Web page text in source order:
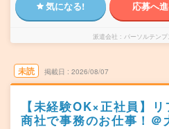
気になる! 応募へ
派遣会社 パーソルテン
未読 掲載日 2026/08/07
【未経験OK×正社員】
商社で事務のお仕事！＠